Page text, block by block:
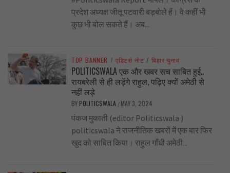
प्रदेश अध्यक्ष जीतू पटवारी बड़बोले हैं। वे कहीं भी
कुछ भी बोल सकते हैं। अब...
TOP BANNER / एडिटर्स नोट / बिहार चुनाव
POLITICSWALA एक और खबर सच साबित हुई..
रायबरेली से ही लड़ेंगे राहुल, पढ़िए क्यों अमेठी से
नहीं लड़े
BY POLITICSWALA / MAY 3, 2024
पंकज मुकाती (editor Politicswala )
politicswala ने राजनीतिक खबरों में एक बार फिर
खुद को साबित किया। राहुल गाँधी अमेठी...